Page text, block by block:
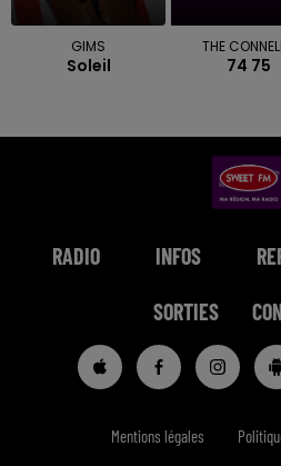
GIMS
Soleil
THE
74 75
RADIO INFOS
SORTIES
Mentions légales